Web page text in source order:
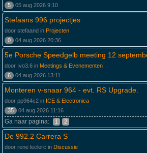
5
05 aug 2026 9:10
Stefaans 996 projectjes
door stefaand in Projecten
0
04 aug 2026 20:36
5e Porsche Speedgelb meeting 12
door Ivo3.6 in Meetings & Evenementen
6
04 aug 2026 13:11
Monteren v-snaar 964 - evt. RS Upgrade.
door pp964c2 in ICE & Electronica
35
04 aug 2026 11:16
Ga naar pagina: 1 2
De 992.2 Carrera S
door rene leclerc in Discussie